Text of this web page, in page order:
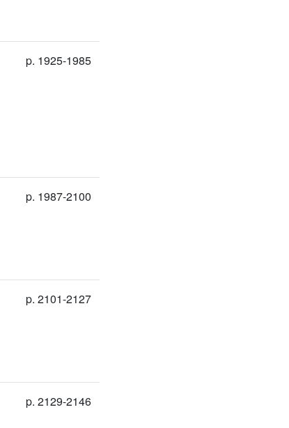
p. 1925-1985
p. 1987-2100
p. 2101-2127
p. 2129-2146